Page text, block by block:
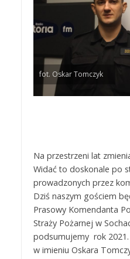
fot. Oskar Tomczyk
Na przestrzeni lat
Widać to doskonale po
prowadzonych przez
Dziś naszym gościem
Prasowy Komendanta
Straży Pożarnej w
podsumujemy rok
w imieniu Oskara